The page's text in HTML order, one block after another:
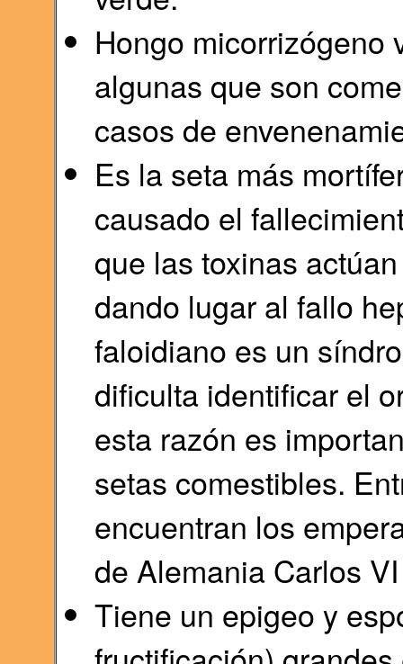
Hongo micorrizógeno
algunas que son
casos de
Es la seta más
causado el
que las toxinas
dando lugar al fallo
faloidiano es un
dificulta identificar el
esta razón es
setas comestibles.
encuentran los
de Alemania Carlos
Tiene un epigeo y